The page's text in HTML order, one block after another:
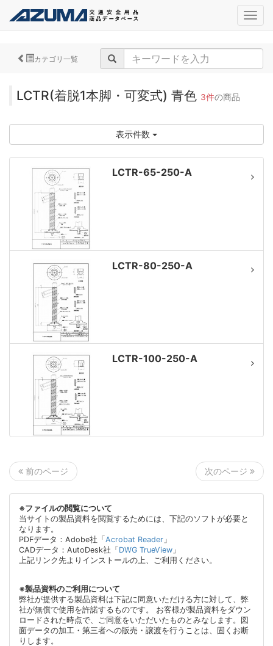
カテゴリ一覧
LCTR(着脱1本脚・可変式) 青色 3件の商品
表示件数
LCTR-65-250-A
LCTR-80-250-A
LCTR-100-250-A
前のページ 次のページ
※ファイルの閲覧について
当サイトの製品資料を閲覧するためには、下記のソフトが必要と
なります。
PDFデータ：Adobe社「Acrobat Reader 」
CADデータ：AutoDesk社「DWG TrueView 」
上記リンク先よりインストールの上、ご利用ください。
※製品資料のご利用について
弊社が提供する製品資料は下記に同意いただける方に対して、弊
社が無償で使用を許諾するものです。 お客様が製品資料をダウン
ロードされた時点で、ご同意をいただいたものとみなします。図
面データの加工・第三者への販売・譲渡を行うことは、固くお断
りします。